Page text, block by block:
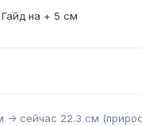
на + 5 см
-> сейчас 22.3 см